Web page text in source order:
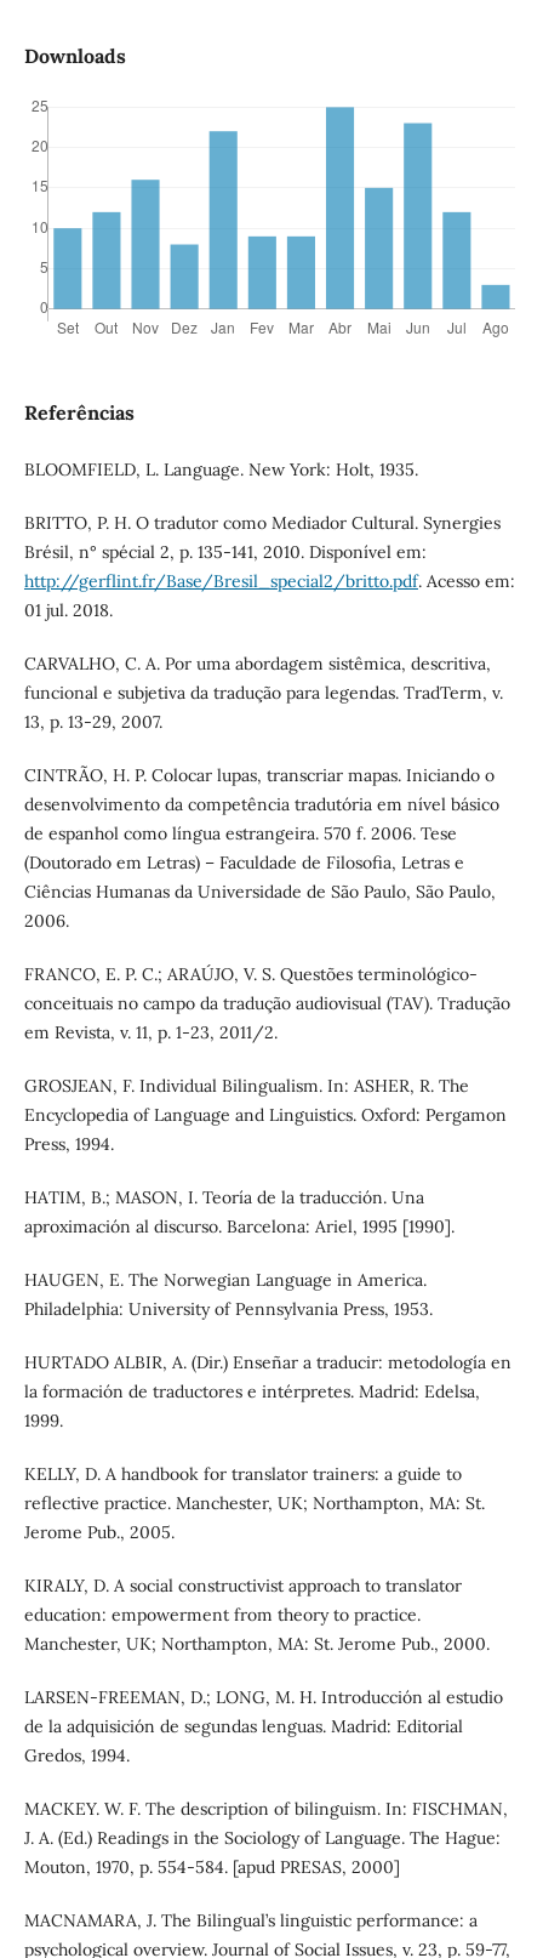
Downloads
Referências
BLOOMFIELD, L. Language. New York: Holt, 1935.
BRITTO, P. H. O tradutor como Mediador Cultural. Synergies
Brésil, n° spécial 2, p. 135-141, 2010. Disponível em:
http://gerflint.fr/Base/Bresil_special2/britto.pdf. Acesso em:
01 jul. 2018.
CARVALHO, C. A. Por uma abordagem sistêmica, descritiva,
funcional e subjetiva da tradução para legendas. TradTerm, v.
13, p. 13-29, 2007.
CINTRÃO, H. P. Colocar lupas, transcriar mapas. Iniciando o
desenvolvimento da competência tradutória em nível básico
de espanhol como língua estrangeira. 570 f. 2006. Tese
(Doutorado em Letras) – Faculdade de Filosofia, Letras e
Ciências Humanas da Universidade de São Paulo, São Paulo,
2006.
FRANCO, E. P. C.; ARAÚJO, V. S. Questões terminológico-
conceituais no campo da tradução audiovisual (TAV). Tradução
em Revista, v. 11, p. 1-23, 2011/2.
GROSJEAN, F. Individual Bilingualism. In: ASHER, R. The
Encyclopedia of Language and Linguistics. Oxford: Pergamon
Press, 1994.
HATIM, B.; MASON, I. Teoría de la traducción. Una
aproximación al discurso. Barcelona: Ariel, 1995 [1990].
HAUGEN, E. The Norwegian Language in America.
Philadelphia: University of Pennsylvania Press, 1953.
HURTADO ALBIR, A. (Dir.) Enseñar a traducir: metodología en
la formación de traductores e intérpretes. Madrid: Edelsa,
1999.
KELLY, D. A handbook for translator trainers: a guide to
reflective practice. Manchester, UK; Northampton, MA: St.
Jerome Pub., 2005.
KIRALY, D. A social constructivist approach to translator
education: empowerment from theory to practice.
Manchester, UK; Northampton, MA: St. Jerome Pub., 2000.
LARSEN-FREEMAN, D.; LONG, M. H. Introducción al estudio
de la adquisición de segundas lenguas. Madrid: Editorial
Gredos, 1994.
MACKEY. W. F. The description of bilinguism. In: FISCHMAN,
J. A. (Ed.) Readings in the Sociology of Language. The Hague:
Mouton, 1970, p. 554-584. [apud PRESAS, 2000]
MACNAMARA, J. The Bilingual’s linguistic performance: a
psychological overview. Journal of Social Issues, v. 23, p. 59-77,